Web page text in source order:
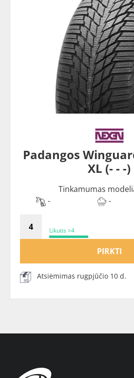
Padangos
XL (- - -)
Tinkamumas
-
-
Likutis >4
PIRKTI
Atsiėmimas rugpjūčio 10 d.